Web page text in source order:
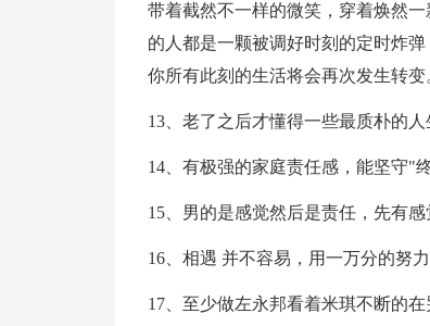
带着截然不一样的微笑，穿着焕然
的人都是一颗被调好时刻的定时炸
你所有此刻的生活将会再次发生转变
13、老了之后才懂得一些最质朴的
14、有极强的家庭责任感，能坚守"
15、男的是感觉然后是责任，先有感
16、相遇 并不容易，用一万分的努力
17、至少做左永邦看着米琪不断的